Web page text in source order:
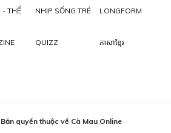
- THỂ
NHỊP SỐNG TRẺ LONGFORM
QUIZZ ភាសាខ្មែរ
quyền thuộc về Cà Mau Online